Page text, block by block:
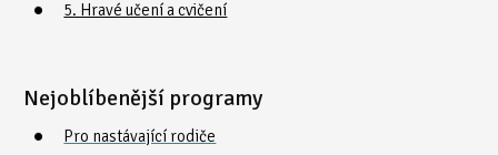
5. Hravé učení a cvičení
Nejoblíbenější programy
Pro nastávající rodiče